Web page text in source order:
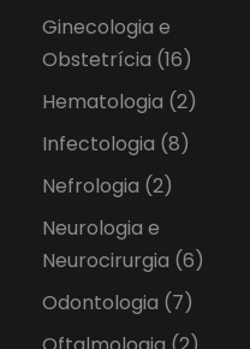
Ginecologia e
Obstetrícia (16)
Hematologia (2)
Infectologia (8)
Nefrologia (2)
Neurologia e
Neurocirurgia (6)
Odontologia (7)